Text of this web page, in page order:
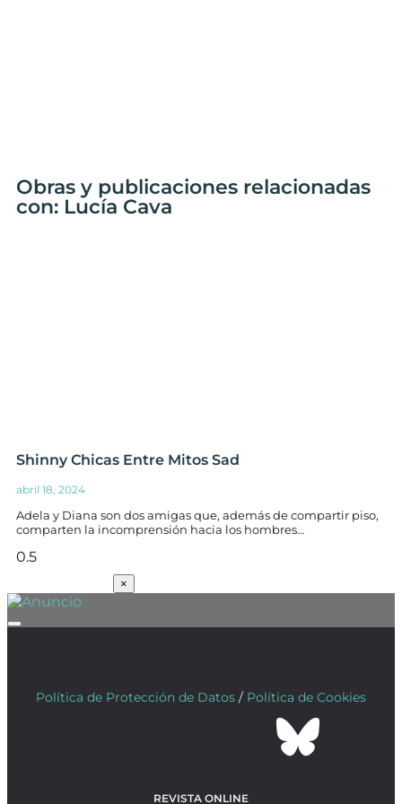
Obras y publicaciones relacionadas
con: Lucía Cava
Shinny Chicas Entre Mitos Sad
abril 18, 2024
Adela y Diana son dos amigas que, además de compartir piso,
comparten la incomprensión hacia los hombres…
×
Política de Protección de Datos / Política de Cookies
REVISTA ONLINE